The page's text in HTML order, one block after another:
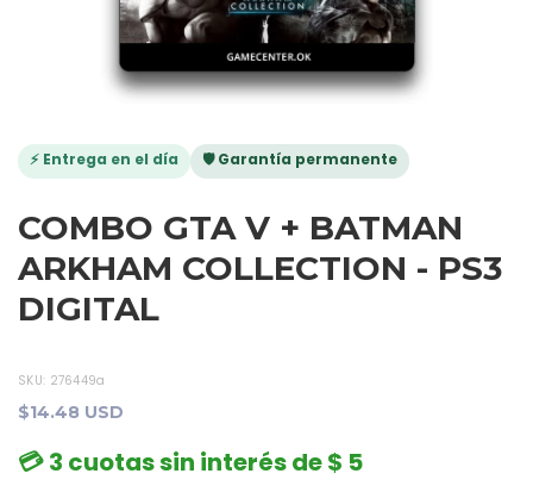
⚡ Entrega en el día 🛡️ Garantía permanente
COMBO GTA V + BATMAN
ARKHAM COLLECTION - PS3
DIGITAL
SKU: 276449a
$14.48 USD
💳 3 cuotas sin interés de $ 5